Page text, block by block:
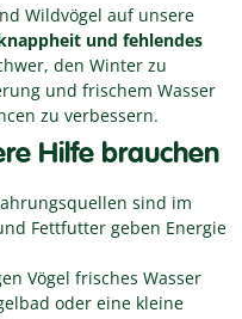
Wildvögel auf unsere
und fehlendes
den Winter zu
und frischem Wasser
zu verbessern.
Hilfe brauchen
sind im
Fettfutter geben Energie
Vögel frisches Wasser
oder eine kleine